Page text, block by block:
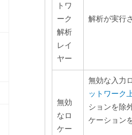
トワ
ーク
解析
レイ
ヤー
解析が実行
無効
なロ
ケー
無効な入力
ットワーク
ションを除
ケーション